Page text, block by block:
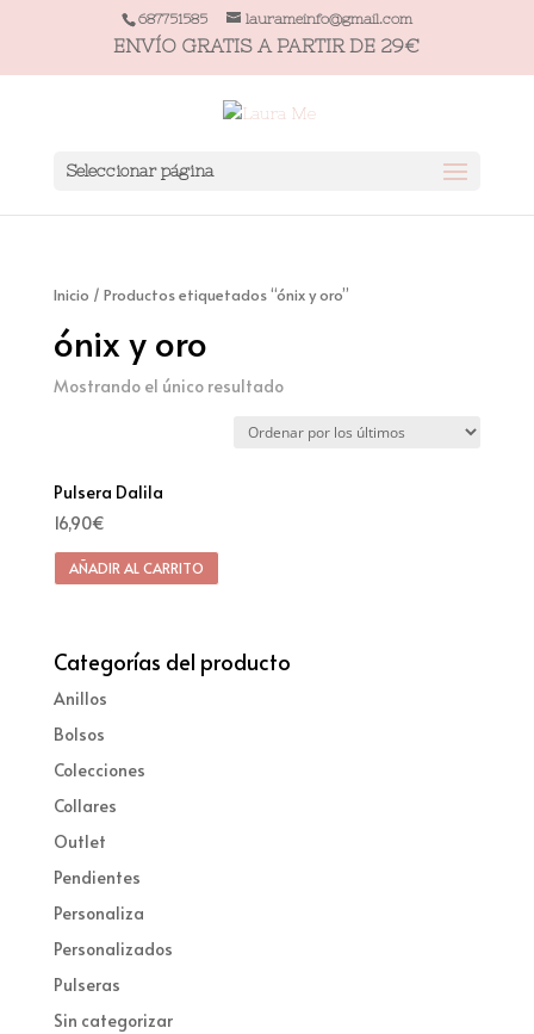
687751585 laurameinfo@gmail.com
ENVÍO GRATIS A PARTIR DE 29€
Seleccionar página
Inicio / Productos etiquetados “ónix y oro”
ónix y oro
Mostrando el único resultado
Pulsera Dalila
16,90€
AÑADIR AL CARRITO
Categorías del producto
Anillos
Bolsos
Colecciones
Collares
Outlet
Pendientes
Personaliza
Personalizados
Pulseras
Sin categorizar